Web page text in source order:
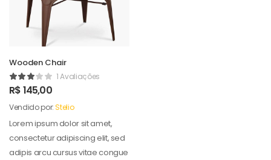
Wooden Chair
1 Avaliações
R$145,00
Vendido por:Stelio
Lorem ipsum dolor sit amet,
consectetur adipiscing elit, sed
adipis arcu cursus vitae congue